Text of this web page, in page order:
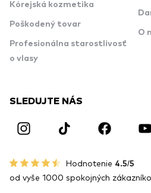
Kórejská kozmetika
Poškodený tovar
Profesionálna starostlivosť
o vlasy
O
SLEDUJTE NÁS
Hodnotenie 4.5/5
od vyše 1000 spokojných